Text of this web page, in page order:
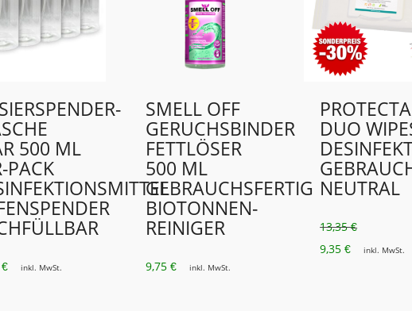
500 ML
PACK
€ inkl. MwSt.
SMELL OFF
GERUCHSBINDER
FETTLÖSER
500 ML
GEBRAUCHSFERTIG
BIOTONNEN-
REINIGER
9,75 € inkl. MwSt.
DUO
NEUTRAL
13,35€
9,35€ inkl. MwSt.